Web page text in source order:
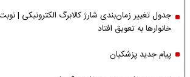
جدول تغییر زمان‌بندی شارژ کالابرگ الکترونیکی |
خانوارها به تعویق افتاد
پیام جدید پزشکیان